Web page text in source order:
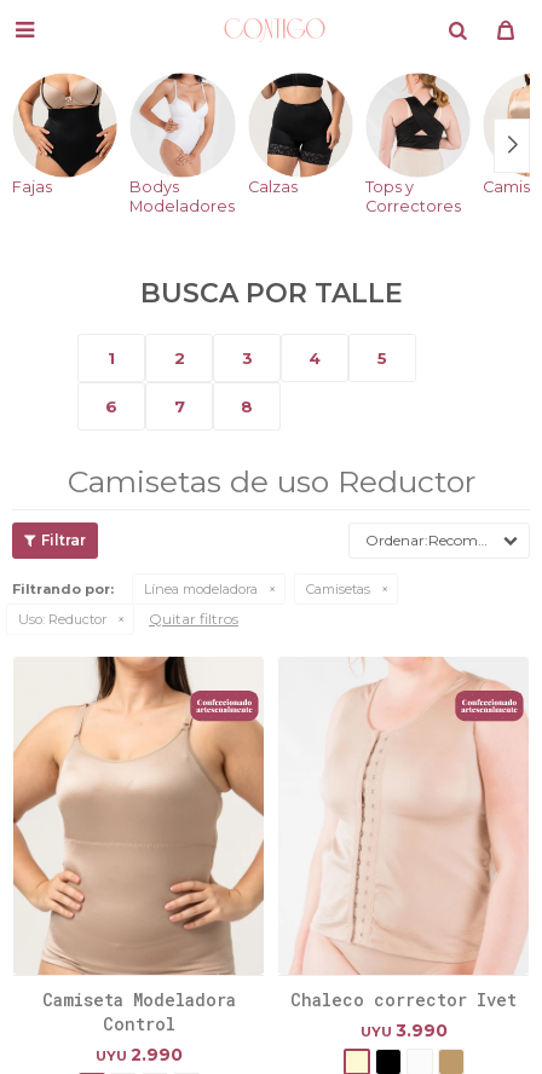

Fajas
Bodys
Modeladores
Calzas
Tops y
Correctores
BUSCA POR TALLE
1 2 3 4 5
6 7 8
Camisetas de uso Reductor
Recomendados
Filtrando por: Línea modeladora
Camisetas
Uso: Reductor Quitar filtros
Camiseta Modeladora
Control
UYU 2.990
Chaleco corrector Ivet
UYU 3.990